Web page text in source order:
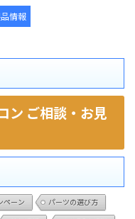
情報
ン ご相談・お見
ペーン
パーツの選び方